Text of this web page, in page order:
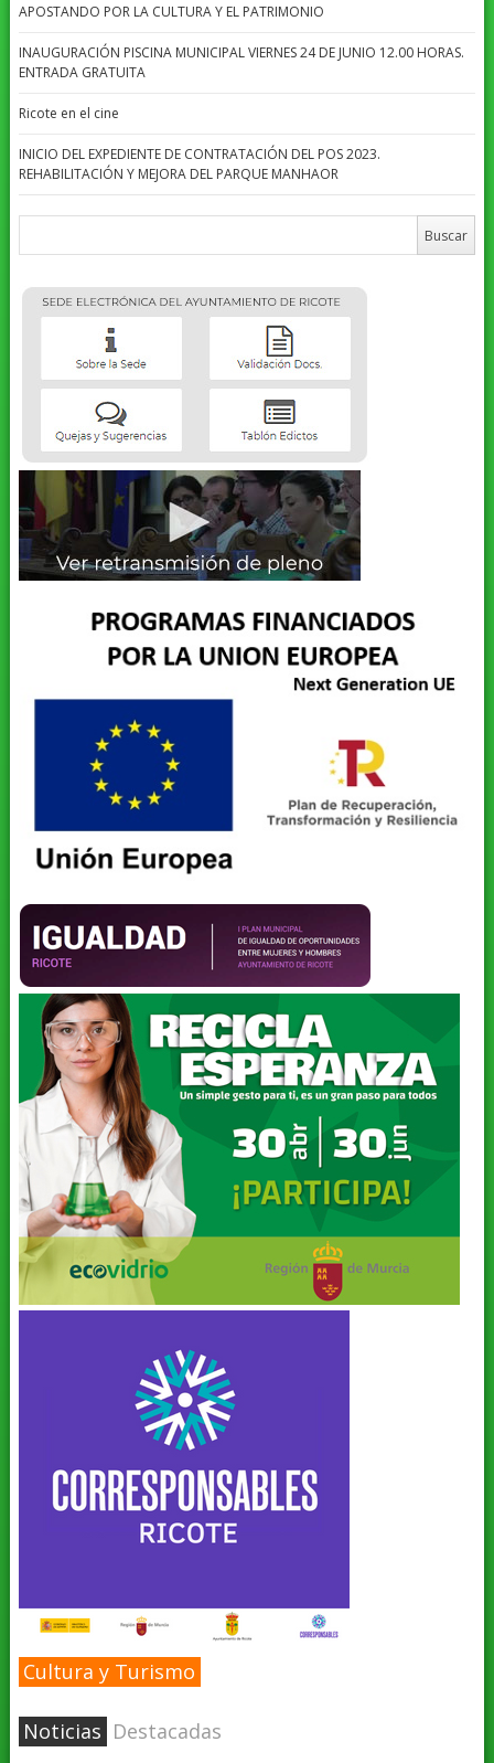
APOSTANDO POR LA CULTURA Y EL PATRIMONIO
INAUGURACIÓN PISCINA MUNICIPAL VIERNES 24 DE JUNIO 12.00 HORAS.
ENTRADA GRATUITA
Ricote en el cine
INICIO DEL EXPEDIENTE DE CONTRATACIÓN DEL POS 2023.
REHABILITACIÓN Y MEJORA DEL PARQUE MANHAOR
Cultura y Turismo
Noticias Destacadas